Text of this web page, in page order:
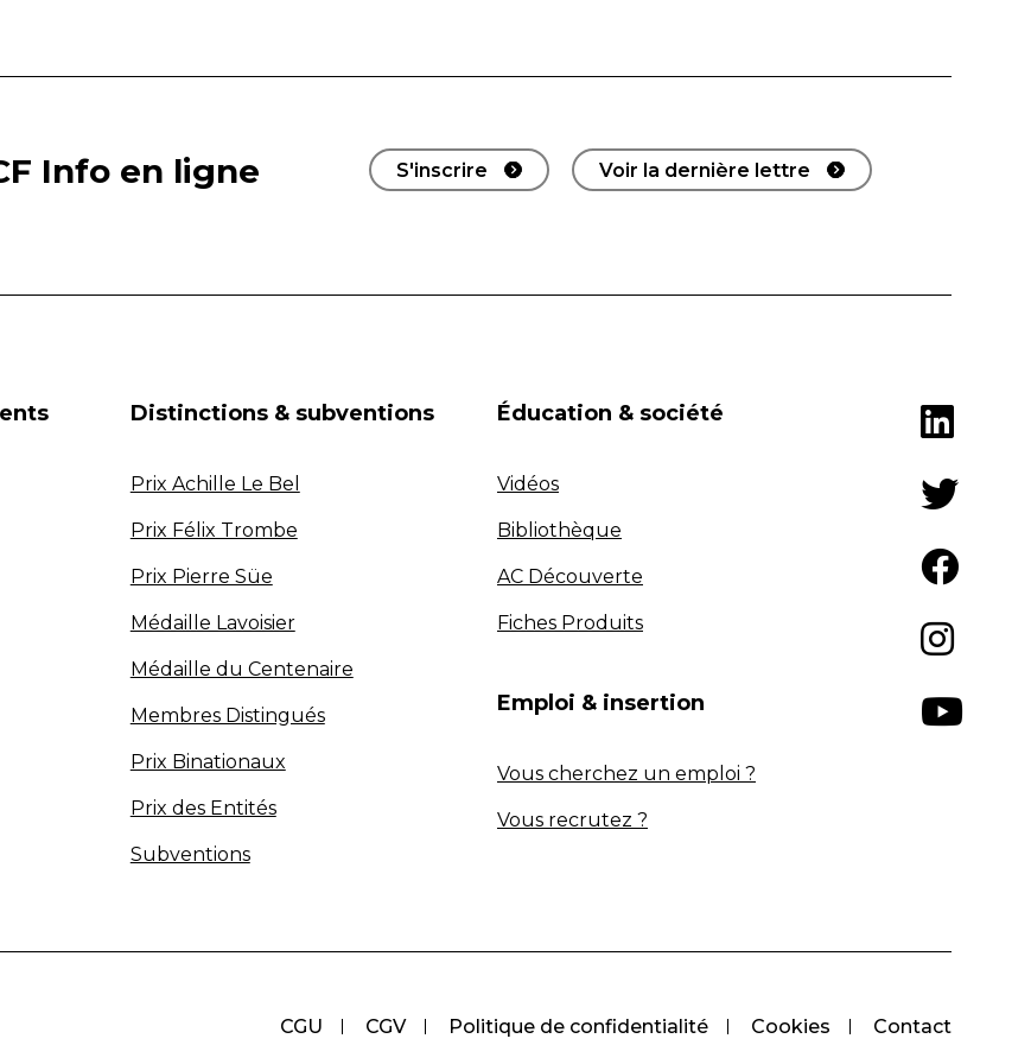
Info en ligne S'inscrire Voir la dernière lettre
Distinctions & subventions
Prix Achille Le Bel
Prix Félix Trombe
Prix Pierre Süe
Médaille Lavoisier
Médaille du Centenaire
Membres Distingués
Prix Binationaux
Prix des Entités
Subventions
Éducation & société
Vidéos
Bibliothèque
AC Découverte
Fiches Produits
Emploi & insertion
Vous cherchez un emploi ?
Vous recrutez ?
CGU CGV Politique de confidentialité Cookies Contact